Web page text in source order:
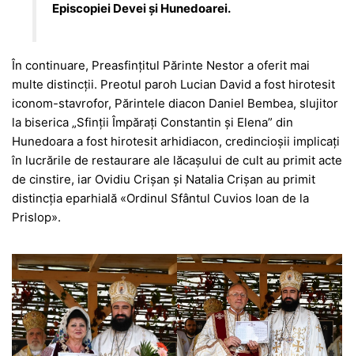
Episcopiei Devei și Hunedoarei.
În continuare, Preasfințitul Părinte Nestor a oferit mai
multe distincții. Preotul paroh Lucian David a fost hirotesit
iconom-stavrofor, Părintele diacon Daniel Bembea, slujitor
la biserica „Sfinții Împărați Constantin și Elena” din
Hunedoara a fost hirotesit arhidiacon, credincioșii implicați
în lucrările de restaurare ale lăcașului de cult au primit acte
de cinstire, iar Ovidiu Crișan și Natalia Crișan au primit
distincția eparhială «Ordinul Sfântul Cuvios Ioan de la
Prislop».